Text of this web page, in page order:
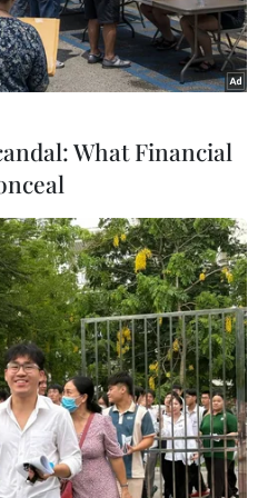
họa. (Nguồn: TTXVN)
công trên địa bàn,
sở hữu nhà nước luôn
Minh quan tâm đặc
What Financial